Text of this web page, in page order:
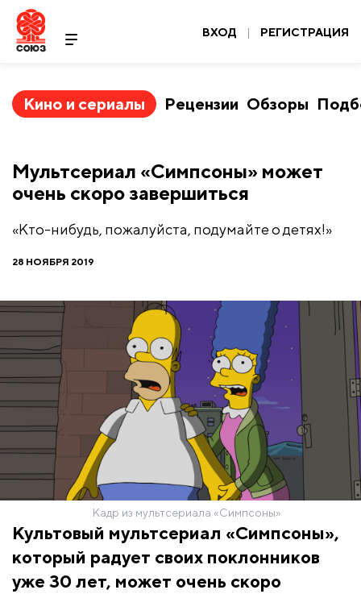
ВХОД | РЕГИСТРАЦИЯ
Кино и сериалы Рецензии Обзоры
Мультсериал «Симпсоны» может
очень скоро завершиться
«Кто-нибудь, пожалуйста, подумайте о детях!»
28 НОЯБРЯ 2019
Кадр из мультсериала «Симпсоны»
Культовый мультсериал «Симпсоны»,
который радует своих поклонников
уже 30 лет, может очень скоро